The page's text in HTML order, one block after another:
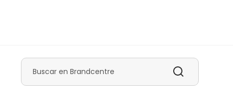
Buscar